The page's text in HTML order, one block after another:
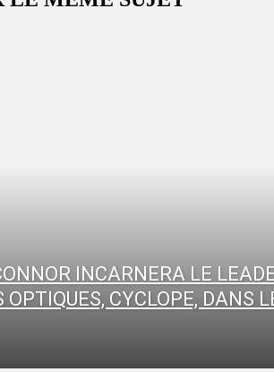
INCARNERA LE
OPTIQUES, CYCLOPE, DANS